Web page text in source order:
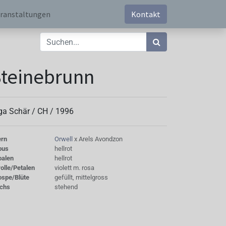
Kontakt
Schär / CH / 1996
Orwell x Arels Avondzon
hellrot
hellrot
Petalen
violett m. rosa
Blüte
gefüllt, mittelgross
stehend